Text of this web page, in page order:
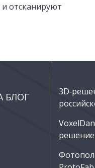
отсканируют
БЛОГ
решение